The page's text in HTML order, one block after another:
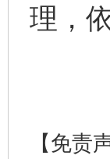
理，
【免责